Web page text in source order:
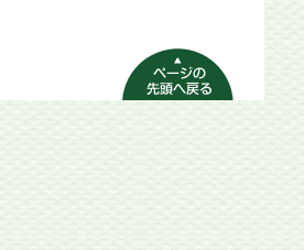
ページの先頭へ
戻る